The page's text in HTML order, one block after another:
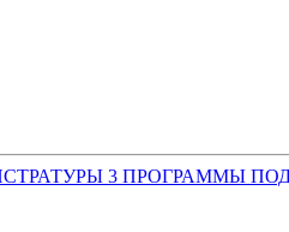
3 ПРОГРАММЫ